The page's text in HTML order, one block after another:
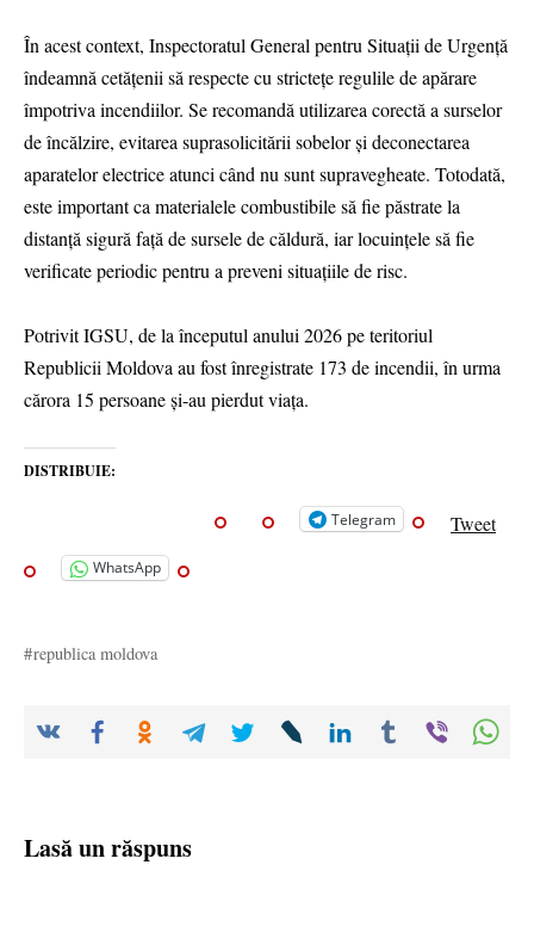
În acest context, Inspectoratul General pentru Situații de Urgență
îndeamnă cetățenii să respecte cu strictețe regulile de apărare
împotriva incendiilor. Se recomandă utilizarea corectă a surselor
de încălzire, evitarea suprasolicitării sobelor și deconectarea
aparatelor electrice atunci când nu sunt supravegheate. Totodată,
este important ca materialele combustibile să fie păstrate la
distanță sigură față de sursele de căldură, iar locuințele să fie
verificate periodic pentru a preveni situațiile de risc.
Potrivit IGSU, de la începutul anului 2026 pe teritoriul
Republicii Moldova au fost înregistrate 173 de incendii, în urma
cărora 15 persoane și-au pierdut viața.
DISTRIBUIE:
Telegram Tweet
WhatsApp
republica moldova
Lasă un răspuns